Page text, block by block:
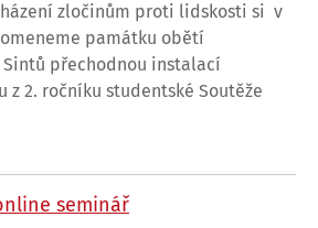
zločinům proti lidskosti si v
památku obětí
Sintů přechodnou instalací
z 2. ročníku studentské Soutěže
seminář